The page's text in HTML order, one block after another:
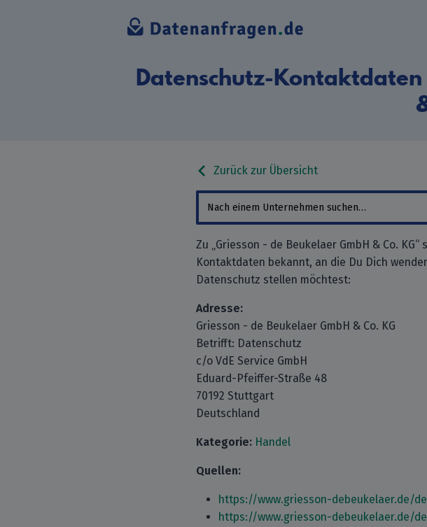
Datenschutz-
Zurück zur Übersicht
Zu „Griesson - de Beukelaer GmbH & Co.
Kontaktdaten bekannt, an die Du Dich
Datenschutz stellen möchtest:
Adresse:
Griesson - de Beukelaer GmbH & Co. KG
Betrifft: Datenschutz
c/o VdE Service GmbH
Eduard-Pfeiffer-Straße 48
70192 Stuttgart
Deutschland
Kategorie: Handel
Quellen:
https://www.griesson-debeukelaer.de/
https://www.griesson-debeukelaer.de/